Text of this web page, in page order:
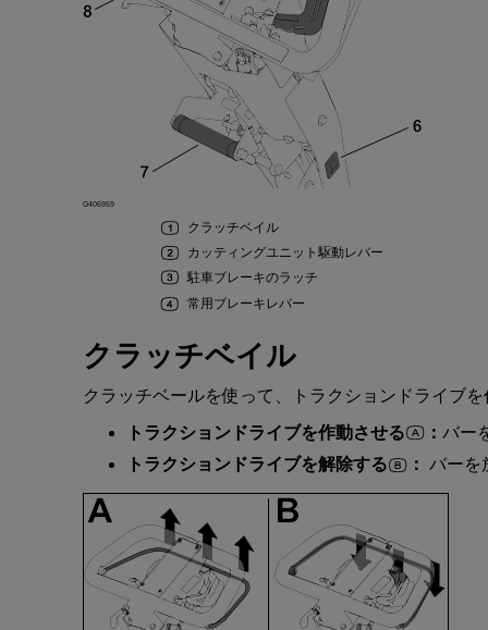
G406959
クラッチベイル
カッティングユニット 駆動レバー
駐車ブレーキのラッチ
常用ブレーキレバー
クラッチベイル
クラッチベールを使 って トラクションドライブを
トラクションドライブを作動させる ： バー
トラクションドライブを解除する ： バーを